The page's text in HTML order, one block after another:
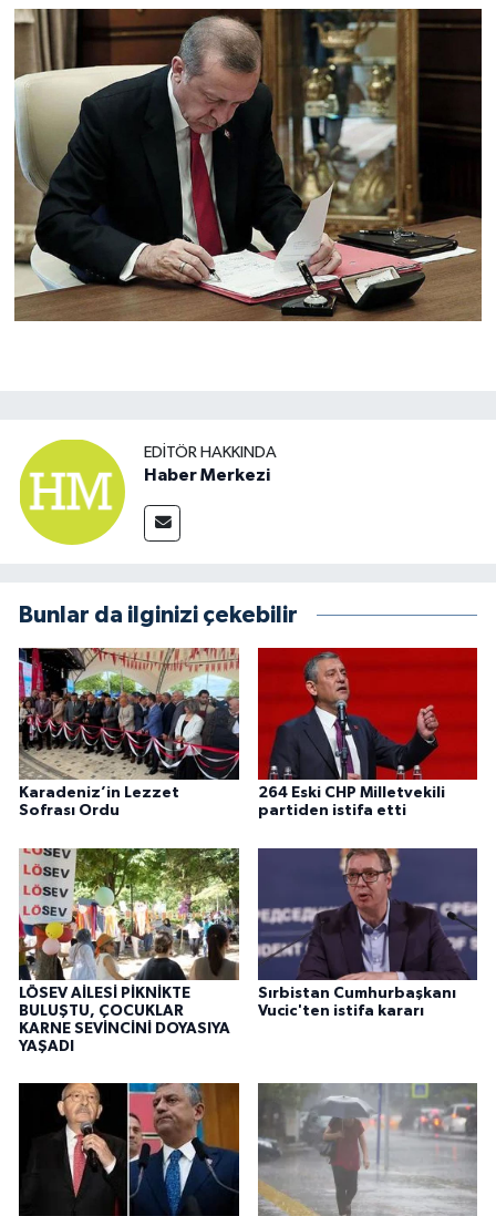
EDITÖR HAKKINDA
Haber Merkezi
Bunlar da ilginizi çekebilir
Karadeniz’in Lezzet
Sofrası Ordu
264 Eski CHP Milletvekili
partiden istifa etti
LÖSEV AİLESİ PİKNİKTE
BULUŞTU, ÇOCUKLAR
KARNE SEVİNCİNİ DOYASIYA
YAŞADI
Sırbistan Cumhurbaşkanı
Vucic'ten istifa kararı